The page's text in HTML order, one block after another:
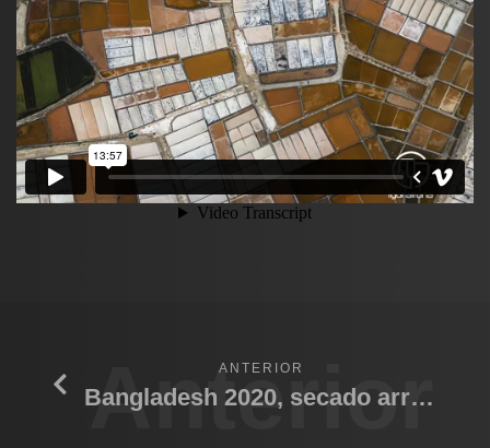
Anterior
ANTERIOR
Bangladesh 2020, secado arroz.